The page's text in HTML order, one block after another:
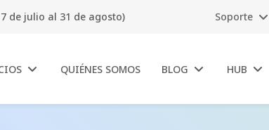
de julio al 31 de agosto) Soporte
QUIÉNES SOMOS BLOG HUB